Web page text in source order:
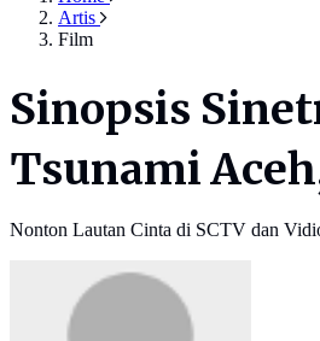
Artis
Film
Sinopsis
Tsunami
Nonton Lautan Cinta di SCTV dan